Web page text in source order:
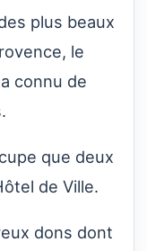
plus beaux
le
connu de
que deux
de Ville.
dons dont